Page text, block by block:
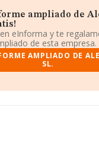
comercio de
código 4617. No
exportación.
ha crecido y
disponible en
número de empleados
ampliado de
eInforma y te
de esta empresa.
AMPLIADO DE
SL.